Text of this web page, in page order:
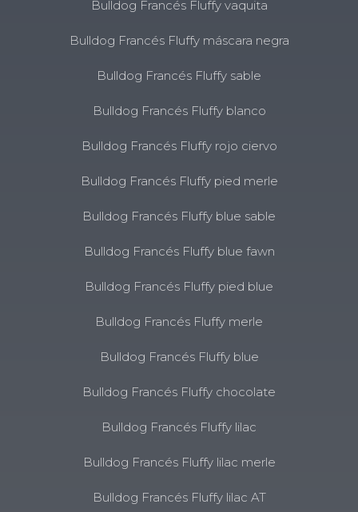
Bulldog Francés Fluffy vaquita
Bulldog Francés Fluffy máscara negra
Bulldog Francés Fluffy sable
Bulldog Francés Fluffy blanco
Bulldog Francés Fluffy rojo ciervo
Bulldog Francés Fluffy pied merle
Bulldog Francés Fluffy blue sable
Bulldog Francés Fluffy blue fawn
Bulldog Francés Fluffy pied blue
Bulldog Francés Fluffy merle
Bulldog Francés Fluffy blue
Bulldog Francés Fluffy chocolate
Bulldog Francés Fluffy lilac
Bulldog Francés Fluffy lilac merle
Bulldog Francés Fluffy lilac AT